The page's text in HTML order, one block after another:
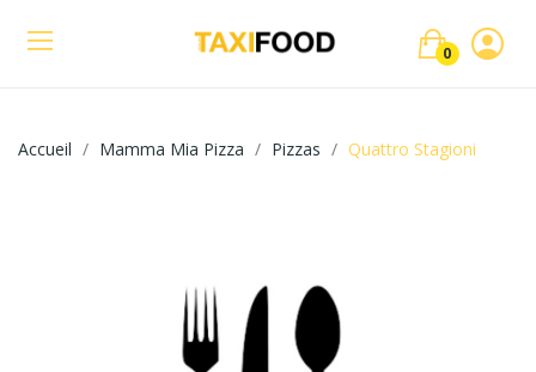
0
Accueil Mamma Mia Pizza Pizzas Quattro Stagioni